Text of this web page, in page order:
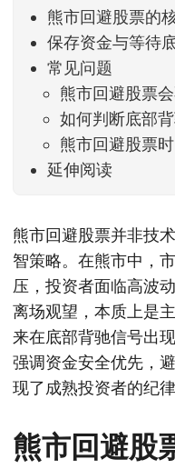
家感受到了春
回暖到2
熊市回避股票的
保存资金与等待
常见问题
熊市回避股票
如何判断底部
熊市回避股票
延伸阅读
熊市回避股票并非技
智策略。在熊市中，
压，投资者面临高波
离场观望，本质上是
来在底部背驰信号出
强调资金安全优先，
现了成熟投资者的纪律
熊市回避股